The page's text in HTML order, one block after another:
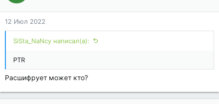
12 Июл 2022
SiSta_NaNcy написал(а):
PTR
Расшифрует может кто?